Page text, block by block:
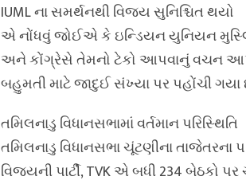
IUML ના સમર્થનથી વિજય સુનિશ્ચિત થયો
એ નોંધવું જોઈએ કે ઇન્ડિયન યુનિયન
અને કોંગ્રેસે તેમનો ટેકો આપવાનું વચન આપ્યું
બહુમતી માટે જાદુઈ સંખ્યા પર પહોંચી ગયા
તમિલનાડુ વિધાનસભામાં વર્તમાન પરિસ્થિતિ
તમિલનાડુ વિધાનસભા ચૂંટણીના તાજેતરના
વિજયની પાર્ટી, TVK એ બધી 234 બેઠકો